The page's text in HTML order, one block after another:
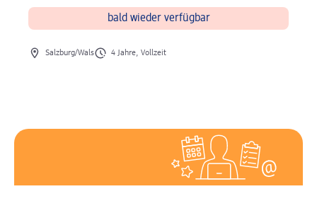
bald wieder verfügbar
Ort des Jobs
Salzburg/WalsArt des Jobs
4 Jahre, Vollzeit